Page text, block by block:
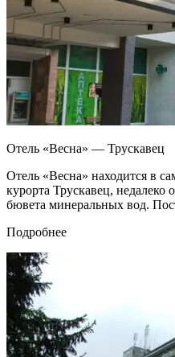
Отель «Весна» — Трускавец
Отель «Весна» находится в
курорта Трускавец, недалеко
бювета минеральных вод.
Подробнее